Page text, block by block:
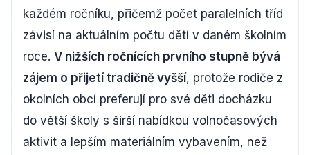
každém ročníku, přičemž počet paralelních tříd
závisí na aktuálním počtu dětí v daném školním
roce. V nižších ročnících prvního stupně bývá
zájem o přijetí tradičně vyšší, protože rodiče z
okolních obcí preferují pro své děti docházku
do větší školy s širší nabídkou volnočasových
aktivit a lepším materiálním vybavením, než